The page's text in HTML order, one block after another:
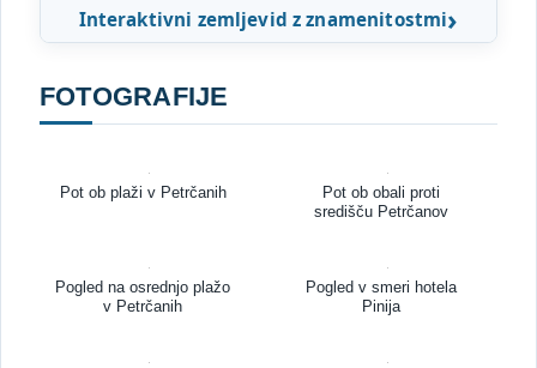
Interaktivni zemljevid z znamenitostmi
FOTOGRAFIJE
Pot ob plaži v Petrčanih
Pot ob obali proti
središču Petrčanov
Pogled na osrednjo plažo
v Petrčanih
Pogled v smeri hotela
Pinija